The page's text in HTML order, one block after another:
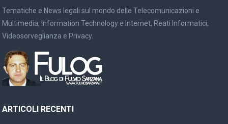
Tematiche e News legali sul mondo delle Telecomunicazioni e
Multimedia, Information Technology e Internet, Reati Informatici,
Videosorveglianza e Privacy.
ARTICOLI RECENTI